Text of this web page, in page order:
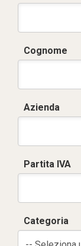
Cognome
Azienda
Partita IVA
Categoria